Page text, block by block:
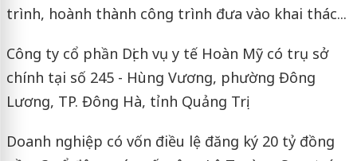
trình, hoành thành công trình đưa vào khai thác...
Công ty cổ phần Dịch vụ y tế Hoàn Mỹ có trụ sở
chính tại số 245 - Hùng Vương, phường Đông
Lương, TP. Đông Hà, tỉnh Quảng Trị.
Doanh nghiệp có vốn điều lệ đăng ký 20 tỷ đồng